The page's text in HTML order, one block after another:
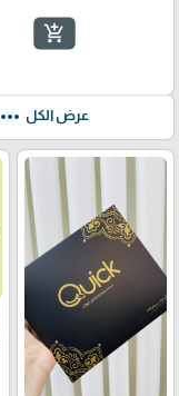
add_shopping_cart
عرض الكل more_horiz